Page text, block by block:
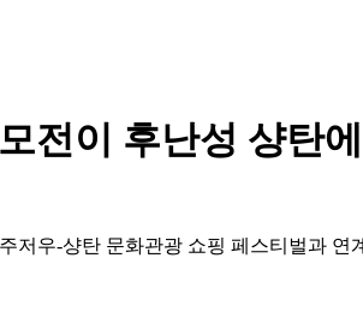
전이 후난성 샹탄
저우-샹탄 문화관광 쇼핑 페스티벌과